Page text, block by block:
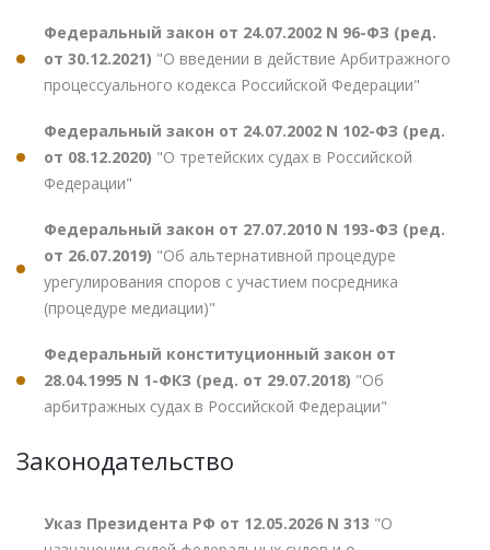
Федеральный закон от 24.07.2002 N 96-ФЗ (ред.
от 30.12.2021) "О введении в действие Арбитражного
процессуального кодекса Российской Федерации"
Федеральный закон от 24.07.2002 N 102-ФЗ (ред.
от 08.12.2020) "О третейских судах в Российской
Федерации"
Федеральный закон от 27.07.2010 N 193-ФЗ (ред.
от 26.07.2019) "Об альтернативной процедуре
урегулирования споров с участием посредника
(процедуре медиации)"
Федеральный конституционный закон от
28.04.1995 N 1-ФКЗ (ред. от 29.07.2018) "Об
арбитражных судах в Российской Федерации"
Законодательство
Указ Президента РФ от 12.05.2026 N 313 "О